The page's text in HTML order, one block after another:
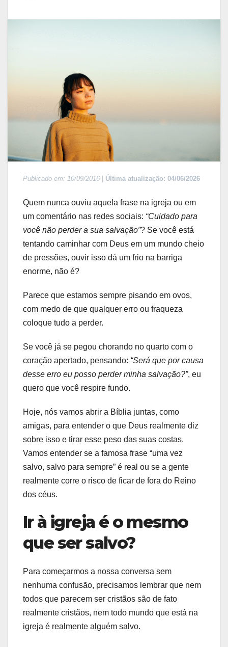
Publicado em: 10/09/2016 Última atualização: 04/06/2026
Quem nunca ouviu aquela frase na igreja ou em
um comentário nas redes sociais: “Cuidado para
você não perder a sua salvação”? Se você está
tentando caminhar com Deus em um mundo cheio
de pressões, ouvir isso dá um frio na barriga
enorme, não é?
Parece que estamos sempre pisando em ovos,
com medo de que qualquer erro ou fraqueza
coloque tudo a perder.
Se você já se pegou chorando no quarto com o
coração apertado, pensando: “Será que por causa
desse erro eu posso perder minha salvação?”, eu
quero que você respire fundo.
Hoje, nós vamos abrir a Bíblia juntas, como
amigas, para entender o que Deus realmente diz
sobre isso e tirar esse peso das suas costas.
Vamos entender se a famosa frase “uma vez
salvo, salvo para sempre” é real ou se a gente
realmente corre o risco de ficar de fora do Reino
dos céus.
Ir à igreja é o mesmo
que ser salvo?
Para começarmos a nossa conversa sem
nenhuma confusão, precisamos lembrar que nem
todos que parecem ser cristãos são de fato
realmente cristãos, nem todo mundo que está na
igreja é realmente alguém salvo.